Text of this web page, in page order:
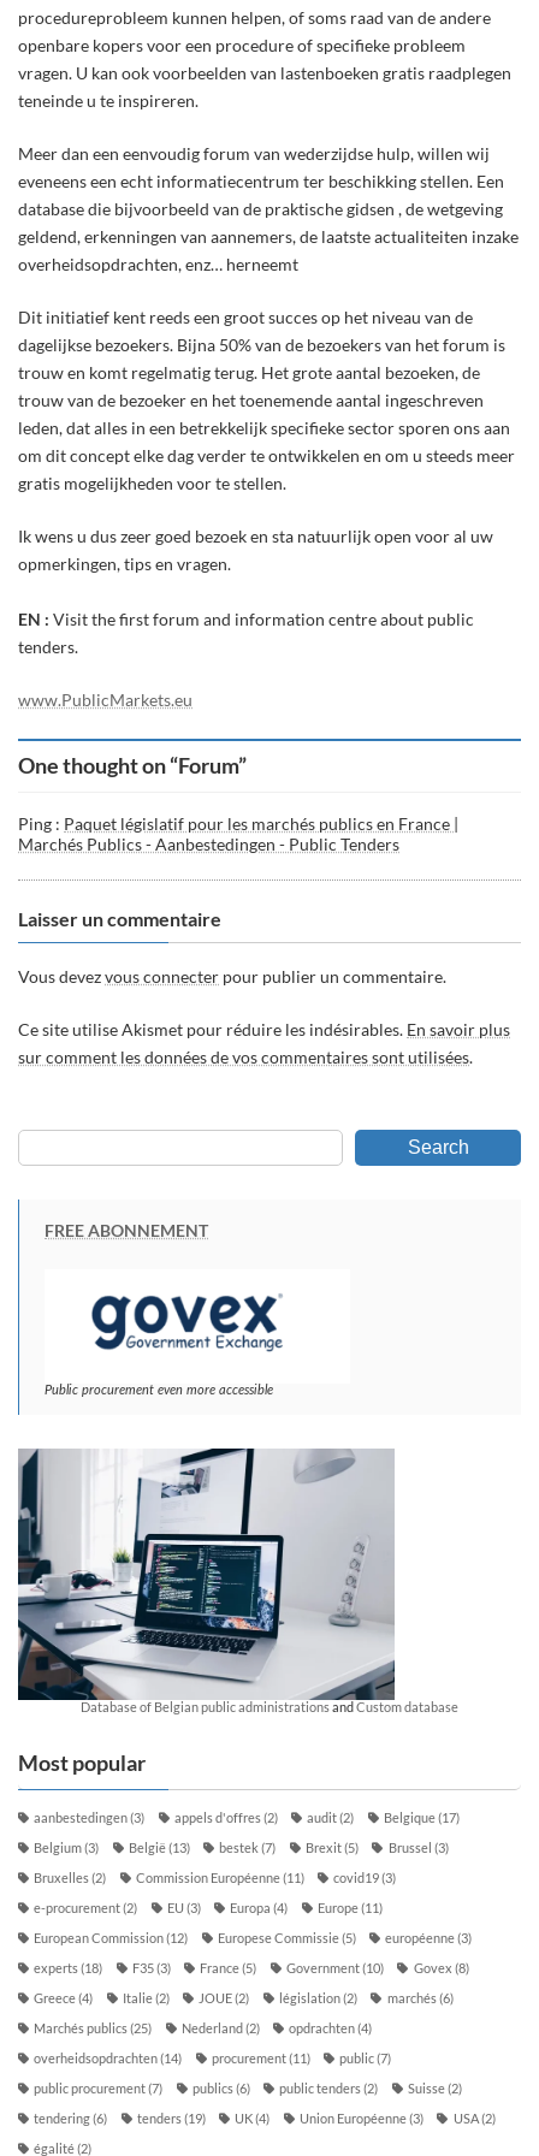
procedureprobleem kunnen helpen, of soms raad van de andere
openbare kopers voor een procedure of specifieke probleem
vragen. U kan ook voorbeelden van lastenboeken gratis raadplegen
teneinde u te inspireren.
Meer dan een eenvoudig forum van wederzijdse hulp, willen wij
eveneens een echt informatiecentrum ter beschikking stellen. Een
database die bijvoorbeeld van de praktische gidsen , de wetgeving
geldend, erkenningen van aannemers, de laatste actualiteiten inzake
overheidsopdrachten, enz… herneemt
Dit initiatief kent reeds een groot succes op het niveau van de
dagelijkse bezoekers. Bijna 50% van de bezoekers van het forum is
trouw en komt regelmatig terug. Het grote aantal bezoeken, de
trouw van de bezoeker en het toenemende aantal ingeschreven
leden, dat alles in een betrekkelijk specifieke sector sporen ons aan
om dit concept elke dag verder te ontwikkelen en om u steeds meer
gratis mogelijkheden voor te stellen.
Ik wens u dus zeer goed bezoek en sta natuurlijk open voor al uw
opmerkingen, tips en vragen.
EN : Visit the first forum and information centre about public
tenders.
www.PublicMarkets.eu
One thought on “Forum”
Ping : Paquet législatif pour les marchés publics en France |
Marchés Publics - Aanbestedingen - Public Tenders
Laisser un commentaire
Vous devezvous connecter pour publier un commentaire.
Ce site utilise Akismet pour réduire les indésirables. En savoir plus
sur comment les données de vos commentaires sont utilisées.
Search
FREE ABONNEMENT
Public procurement even more accessible
Database of Belgian public administrationsand Custom database
Most popular
aanbestedingen(3) appels d'offres(2) audit(2) Belgique(17)
Belgium(3) België(13) bestek (7) Brexit(5) Brussel (3)
Bruxelles(2) Commission Européenne(11) covid19(3)
e-procurement(2) EU(3) Europa (4) Europe(11)
European Commission(12) Europese Commissie(5) européenne(3)
experts(18) F35(3) France(5) Government(10) Govex (8)
Greece(4) Italie(2) JOUE(2) législation(2) marchés(6)
Marchés publics(25) Nederland (2) opdrachten(4)
overheidsopdrachten(14) procurement(11) public(7)
public procurement(7) publics(6) public tenders(2) Suisse(2)
tendering(6) tenders(19) UK(4) Union Européenne(3) USA(2)
égalité(2)